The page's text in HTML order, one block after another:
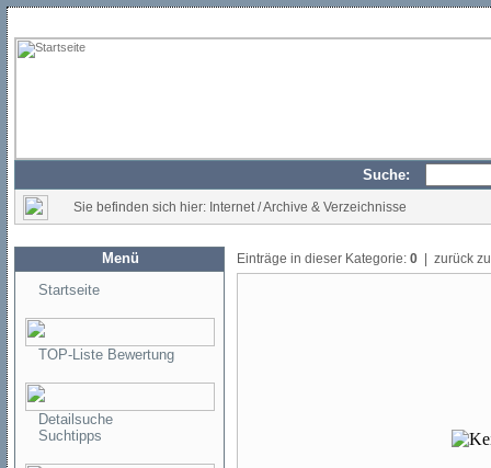
Suche:
Sie befinden sich hier: Internet / Archive & Verzeichnisse
Menü
Startseite
TOP-Liste Bewertung
Detailsuche
Suchtipps
Einträge in dieser Kategorie: 0 | zurück